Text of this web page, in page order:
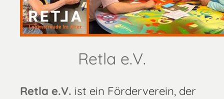
Retla e.V.
Retla e.V. ist ein Förderverein, der